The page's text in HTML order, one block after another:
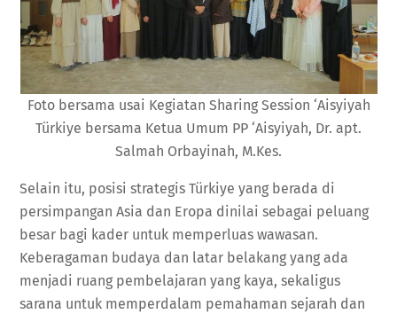
Foto bersama usai Kegiatan Sharing Session ‘Aisyiyah
Türkiye bersama Ketua Umum PP ‘Aisyiyah, Dr. apt.
Salmah Orbayinah, M.Kes.
Selain itu, posisi strategis Türkiye yang berada di
persimpangan Asia dan Eropa dinilai sebagai peluang
besar bagi kader untuk memperluas wawasan.
Keberagaman budaya dan latar belakang yang ada
menjadi ruang pembelajaran yang kaya, sekaligus
sarana untuk memperdalam pemahaman sejarah dan